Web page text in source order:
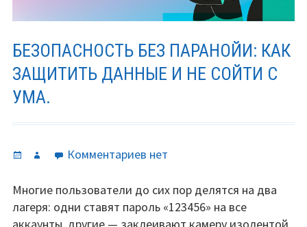
БЕЗОПАСНОСТЬ БЕЗ ПАРАНОЙИ: КАК
ЗАЩИТИТЬ ДАННЫЕ И НЕ СОЙТИ С
УМА.
Опубликовано
Автор Комментариевк
Безопасность
без
паранойи:
нет
Многие пользователи до сих пор делятся на два
лагеря: одни ставят пароль «123456» на все
аккаунты, другие — заклеивают камеру изолентой